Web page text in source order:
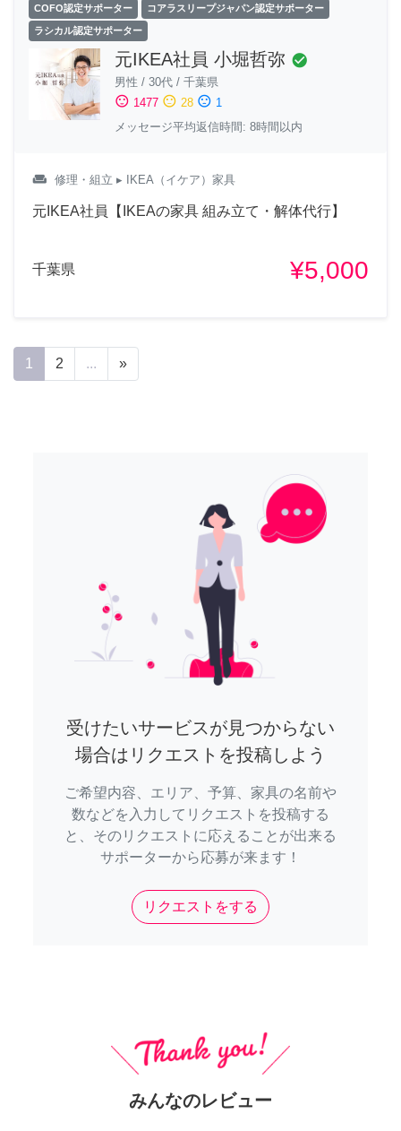
COFO認定サポーター コアラスリープジャパン認定サポーター
ラシカル認定サポーター
元IKEA社員 小堀哲弥 check_circle
男性 / 30代 / 千葉県
sentiment_satisfied 1477 sentiment_neutral 28 sentiment_dissatisfied 1
メッセージ平均返信時間: 8時間以内
weekend 修理・組立 ▸ IKEA（イケア）家具
元IKEA社員【IKEAの家具 組み立て・解体代行】
千葉県 ¥5,000
1 2 ... »
受けたいサービスが見つからない
場合はリクエストを投稿しよう
ご希望内容、エリア、予算、家具の名前や
数などを入力してリクエストを投稿する
と、そのリクエストに応えることが出来る
サポーターから応募が来ます！
リクエストをする
みんなのレビュー